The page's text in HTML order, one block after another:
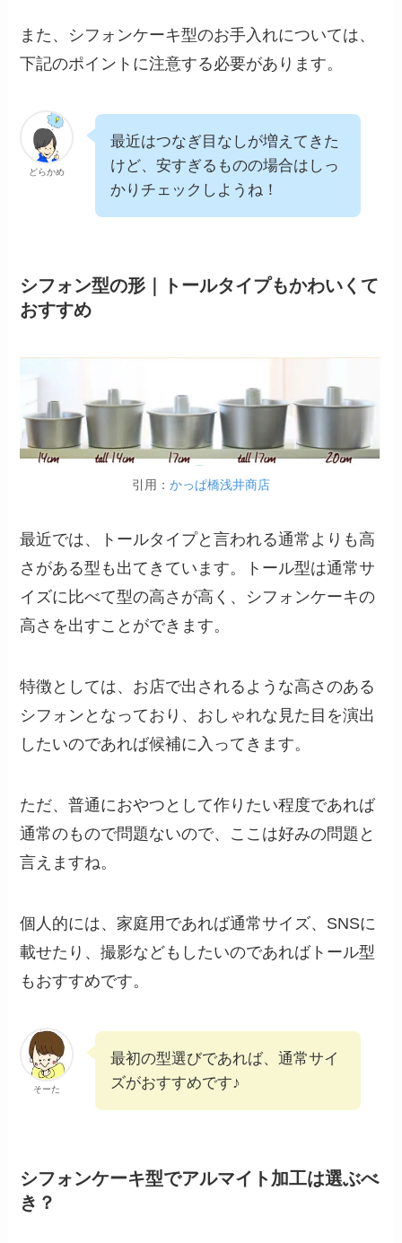
また、シフォンケーキ型のお手入れについては、
下記のポイントに注意する必要があります。
どらかめ
最近はつなぎ目なしが増えてきた
けど、安すぎるものの場合はしっ
かりチェックしようね！
シフォン型の形｜トールタイプもかわいくて
おすすめ
引用： かっぱ橋浅井商店
最近では、トールタイプと言われる通常よりも高
さがある型も出てきています。トール型は通常サ
イズに比べて型の高さが高く、シフォンケーキの
高さを出すことができます。
特徴としては、お店で出されるような高さのある
シフォンとなっており、おしゃれな見た目を演出
したいのであれば候補に入ってきます。
ただ、普通におやつとして作りたい程度であれば
通常のもので問題ないので、ここは好みの問題と
言えますね。
個人的には、家庭用であれば通常サイズ、SNSに
載せたり、撮影などもしたいのであればトール型
もおすすめです。
そーた
最初の型選びであれば、通常サイ
ズがおすすめです♪
シフォンケーキ型でアルマイト加工は選ぶべ
き？